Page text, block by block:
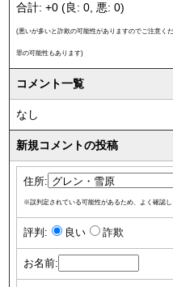
合計: +0 (良: 0, 悪: 0)
(悪いが多いと詐欺の可能性がありますのでご注意く
罪の可能性もあります)
コメント一覧
なし
新規コメントの投稿
住所:
※誤判定されている可能性があるため、よく確認
評判: 良い 詐欺
お名前: